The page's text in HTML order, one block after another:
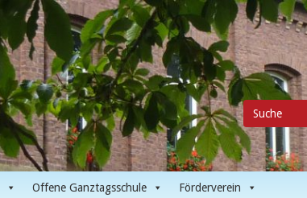
Suche
nach
Offene Ganztagsschule Förderverein